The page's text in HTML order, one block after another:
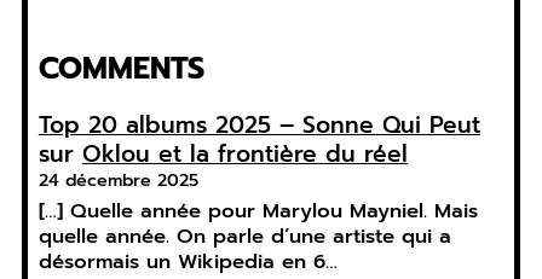
COMMENTS
Top 20 albums 2025 – Sonne Qui Peut
surOklou et la frontière du réel
24 décembre 2025
[…] Quelle année pour Marylou Mayniel. Mais
quelle année. On parle d’une artiste qui a
désormais un Wikipedia en 6…